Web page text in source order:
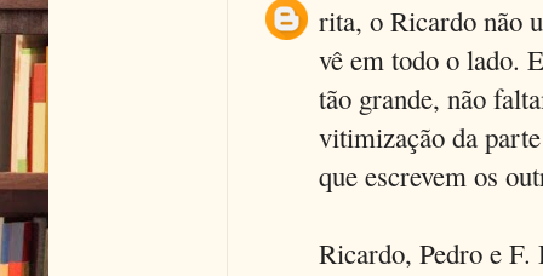
rita, o Ricardo não
vê em todo o lado.
tão grande, não
vitimização da
que escrevem os
Ricardo, Pedro e F.